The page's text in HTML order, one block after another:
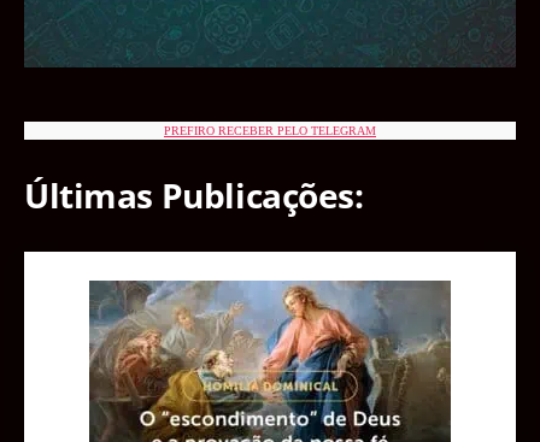
PREFIRO RECEBER PELO TELEGRAM
Últimas Publicações: